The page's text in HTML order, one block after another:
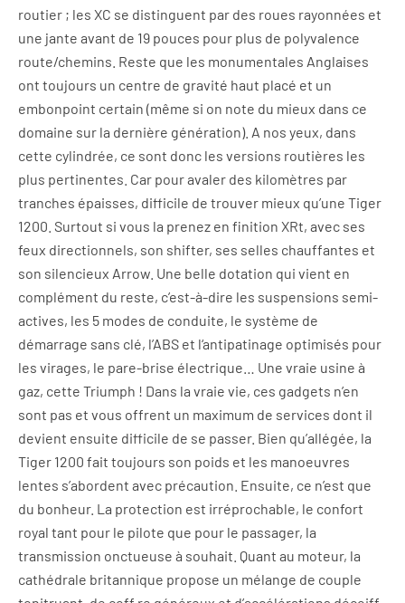
routier ; les XC se distinguent par des roues rayonnées et
une jante avant de 19 pouces pour plus de polyvalence
route/chemins. Reste que les monumentales Anglaises
ont toujours un centre de gravité haut placé et un
embonpoint certain (même si on note du mieux dans ce
domaine sur la dernière génération). A nos yeux, dans
cette cylindrée, ce sont donc les versions routières les
plus pertinentes. Car pour avaler des kilomètres par
tranches épaisses, difficile de trouver mieux qu’une Tiger
1200. Surtout si vous la prenez en finition XRt, avec ses
feux directionnels, son shifter, ses selles chauffantes et
son silencieux Arrow. Une belle dotation qui vient en
complément du reste, c’est-à-dire les suspensions semi-
actives, les 5 modes de conduite, le système de
démarrage sans clé, l’ABS et l‘antipatinage optimisés pour
les virages, le pare-brise électrique… Une vraie usine à
gaz, cette Triumph ! Dans la vraie vie, ces gadgets n’en
sont pas et vous offrent un maximum de services dont il
devient ensuite difficile de se passer. Bien qu’allégée, la
Tiger 1200 fait toujours son poids et les manoeuvres
lentes s’abordent avec précaution. Ensuite, ce n’est que
du bonheur. La protection est irréprochable, le confort
royal tant pour le pilote que pour le passager, la
transmission onctueuse à souhait. Quant au moteur, la
cathédrale britannique propose un mélange de couple